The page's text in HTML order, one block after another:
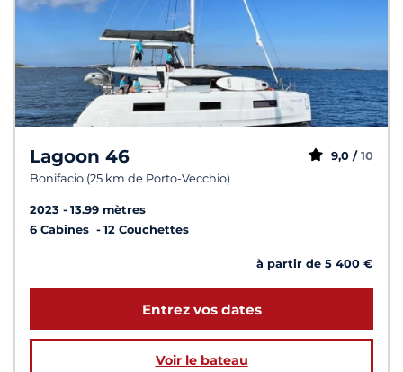
Lagoon 46
Bonifacio (25 km de Porto-Vecchio)
9,0 / 10
2023
13.99 mètres
6 Cabines
12 Couchettes
à partir de 5 400 €
Entrez vos dates
Voir le bateau